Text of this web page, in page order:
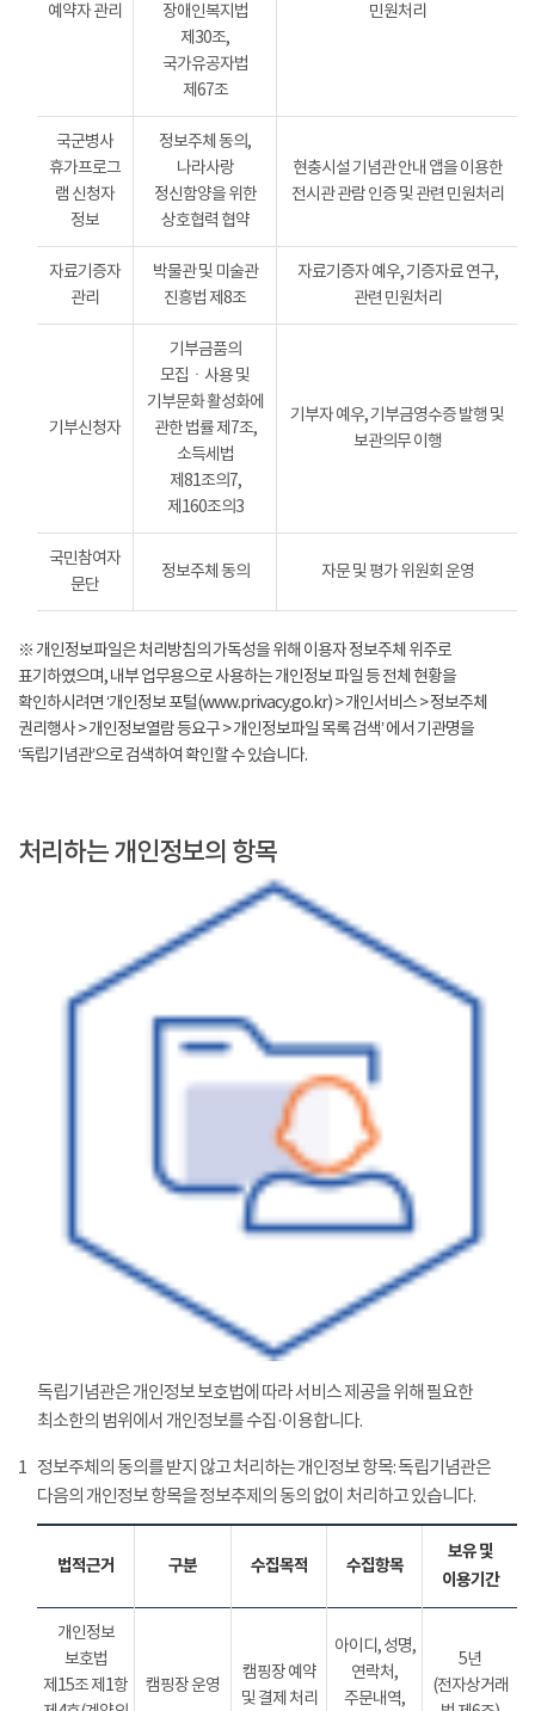
예약자 관리
장애인복지법
제30조,
국가유공자법
제67조
민원처리
국군병사
휴가프로그
램 신청자
정보
정보주체 동의,
나라사랑
정신함양을 위한
상호협력 협약
현충시설 기념관 안내 앱을 이용한
전시관 관람 인증 및 관련 민원처리
자료기증자
관리
박물관 및 미술관
진흥법 제8조
자료기증자 예우, 기증자료 연구,
관련 민원처리
기부신청자
기부금품의
모집ㆍ사용 및
기부문화 활성화에
관한 법률 제7조,
소득세법
제81조의7,
제160조의3
기부자 예우, 기부금영수증 발행 및
보관의무 이행
국민참여자
문단
정보주체 동의 자문 및 평가 위원회 운영
※ 개인정보파일은 처리방침의 가독성을 위해 이용자 정보주체 위주로
표기하였으며, 내부 업무용으로 사용하는 개인정보 파일 등 전체 현황을
확인하시려면 ‘개인정보 포털(www.privacy.go.kr) > 개인서비스 > 정보주체
권리행사 > 개인정보열람 등요구 > 개인정보파일 목록 검색’ 에서 기관명을
‘독립기념관’으로 검색하여 확인할 수 있습니다.
처리하는 개인정보의 항목
독립기념관은 개인정보 보호법에 따라 서비스 제공을 위해 필요한
최소한의 범위에서 개인정보를 수집·이용합니다.
1 정보주체의 동의를 받지 않고 처리하는 개인정보 항목: 독립기념관은
다음의 개인정보 항목을 정보추제의 동의 없이 처리하고 있습니다.
법적근거 구분 수집목적 수집항목
보유 및
이용기간
개인정보
보호법
제15조 제1항
캠핑장 운영
캠핑장 예약
및 결제 처리
아이디, 성명,
연락처,
주문내역,
5년
(전자상거래